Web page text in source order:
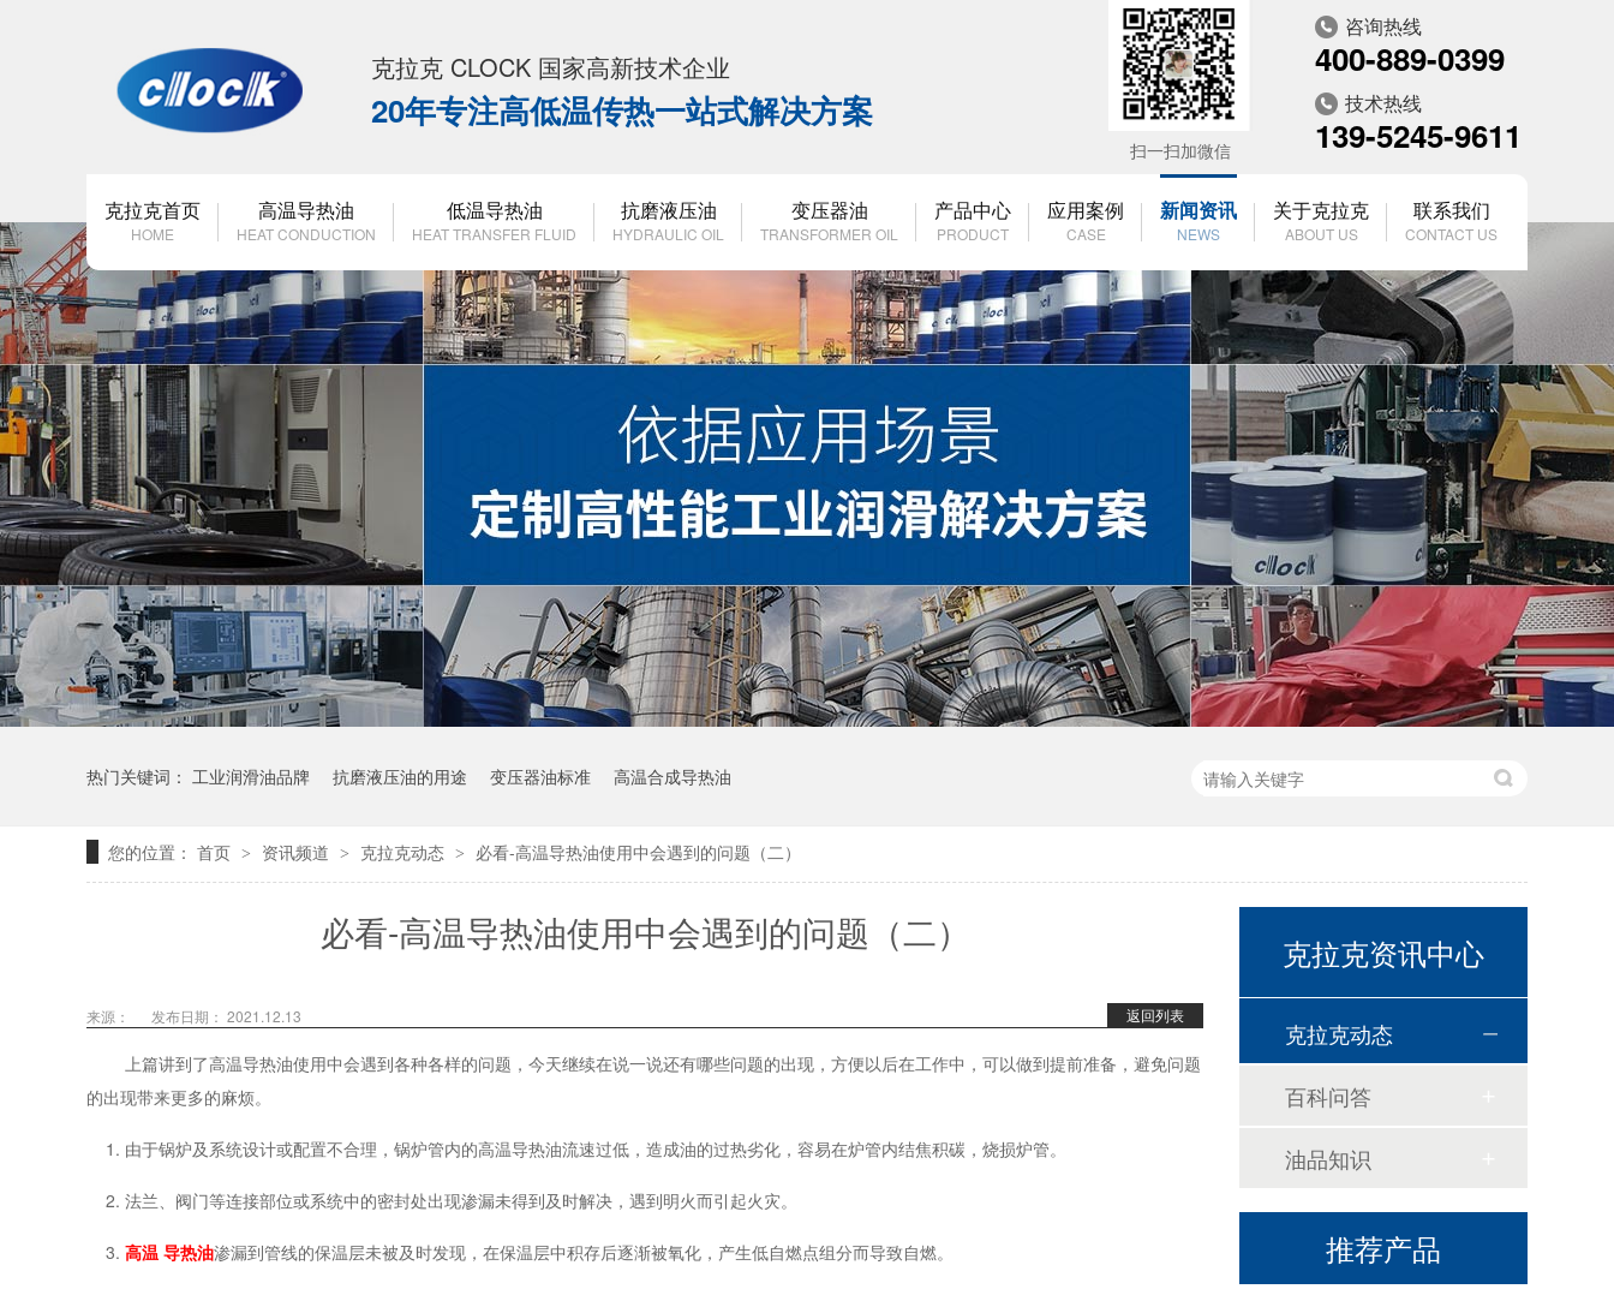
克拉克 CLOCK 国家高新技术企业
20年专注高低温传热一站式解决方案
咨询热线
400-889-0399
技术热线
139-5245-9611
扫一扫加微信
克拉克首页
HOME
高温导热油
HEAT CONDUCTION
低温导热油
HEAT TRANSFER FLUID
抗磨液压油
HYDRAULIC OIL
变压器油
TRANSFORMER OIL
产品中心
PRODUCT
应用案例
CASE
新闻资讯
NEWS
关于克拉克
ABOUT US
联系我们
CONTACT US
热门关键词： 工业润滑油品牌 抗磨液压油的用途 变压器油标准 高温合成导热油
您的位置： 首页 > 资讯频道 > 克拉克动态 > 必看-高温导热油使用中会遇到的问题（二）
必看-高温导热油使用中会遇到的问题（二）
返回列表
来源： 发布日期： 2021.12.13
上篇讲到了高温导热油使用中会遇到各种各样的问题，今天继续在说一说还有哪些问题的出现，方便以后在工作中，可以做到提前准备，避免问题
的出现带来更多的麻烦。
1 . 由于锅炉及系统设计或配置不合理，锅炉管内的高温导热油流速过低，造成油的过热劣化，容易在炉管内结焦积碳，烧损炉管。
2. 法兰、阀门等连接部位或系统中的密封处出现渗漏未得到及时解决，遇到明火而引起火灾。
3. 高温 导热油渗漏到管线的保温层未被及时发现，在保温层中积存后逐渐被氧化，产生低自燃点组分而导致自燃。
克拉克资讯中心
克拉克动态
百科问答
油品知识
推荐产品
高温链条油HL350
高温导热油KD-320